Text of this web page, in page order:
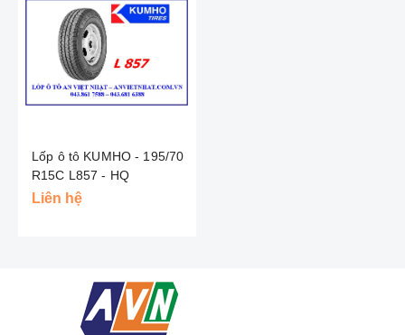
Lốp ô tô KUMHO - 195/70
R15C L857 - HQ
Liên hệ